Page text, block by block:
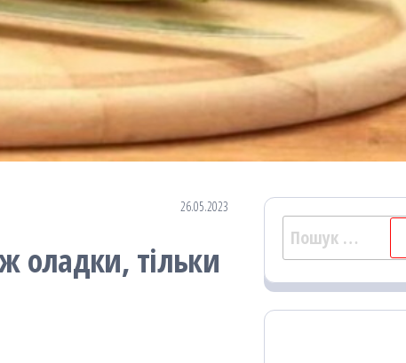
26.05.2023
оладки, тільки
Пошук: